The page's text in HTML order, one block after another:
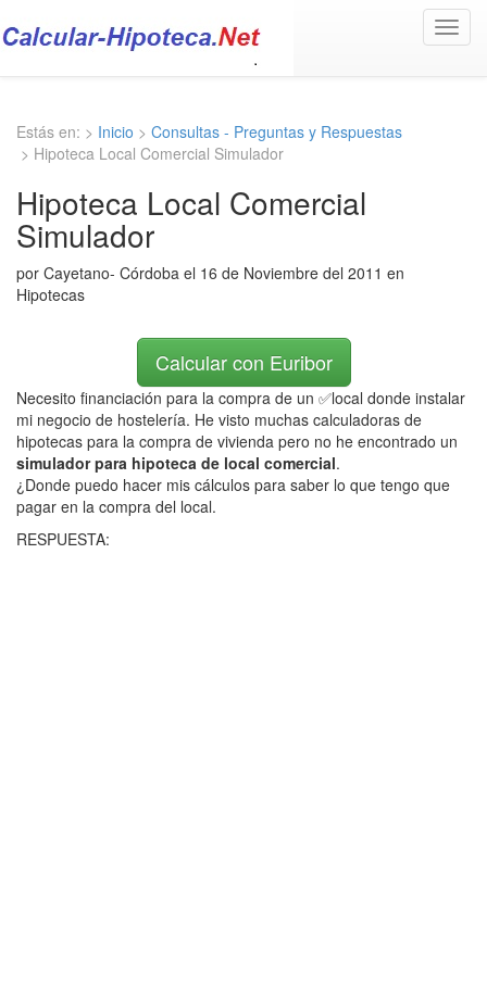
Estás en: > Inicio > Consultas - Preguntas y Respuestas
> Hipoteca Local Comercial Simulador
Hipoteca Local Comercial
Simulador
por Cayetano- Córdoba el 16 de Noviembre del 2011 en
Hipotecas
Calcular con Euribor
Necesito financiación para la compra de un ✅local donde instalar
mi negocio de hostelería. He visto muchas calculadoras de
hipotecas para la compra de vivienda pero no he encontrado un
simulador para hipoteca de local comercial.
¿Donde puedo hacer mis cálculos para saber lo que tengo que
pagar en la compra del local.
RESPUESTA: